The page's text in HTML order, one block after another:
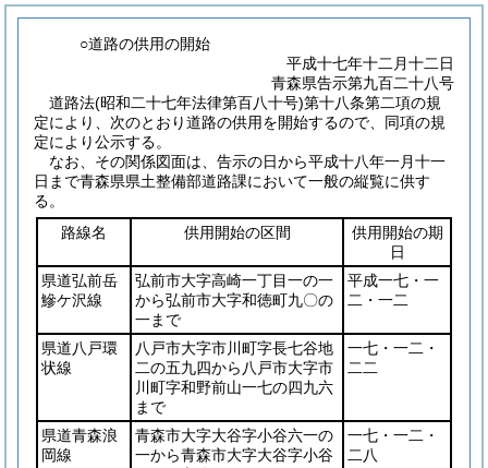
○道路の供用の開始
平成十七年十二月十二日
青森県告示第九百二十八号
道路法(昭和二十七年法律第百八十号)第十八条第二項の規
定により、次のとおり道路の供用を開始するので、同項の規
定により公示する。
なお、その関係図面は、告示の日から平成十八年一月十一
日まで青森県県土整備部道路課において一般の縦覧に供す
る。
路線名
供用開始の区間
供用開始の期
日
県道弘前岳
鰺ケ沢線
弘前市大字高崎一丁目一の一
から弘前市大字和徳町九〇の
一まで
平成一七・一
二・一二
県道八戸環
状線
八戸市大字市川町字長七谷地
二の五九四から八戸市大字市
川町字和野前山一七の四九六
まで
一七・一二・
二二
県道青森浪
岡線
青森市大字大谷字小谷六一の
一から青森市大字大谷字小谷
一七・一二・
二八